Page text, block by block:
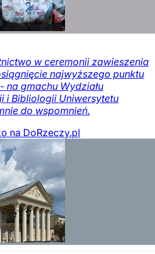
w ceremonii zawieszenia
najwyższego punktu
gmachu Wydziału
i Bibliologii Uniwersytetu
do wspomnień.
na DoRzeczy.pl